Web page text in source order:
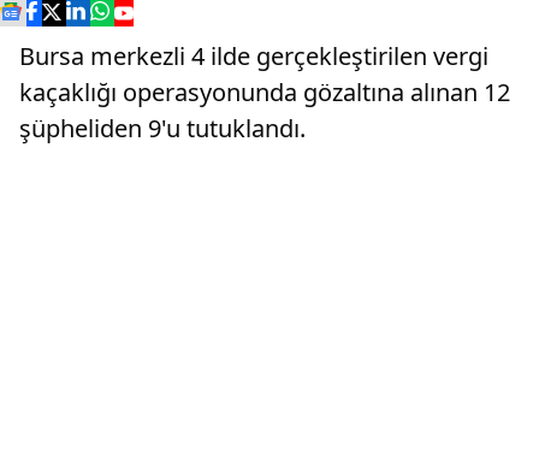
Bursa merkezli 4 ilde gerçekleştirilen vergi
kaçaklığı operasyonunda gözaltına alınan 12
şüpheliden 9'u tutuklandı.